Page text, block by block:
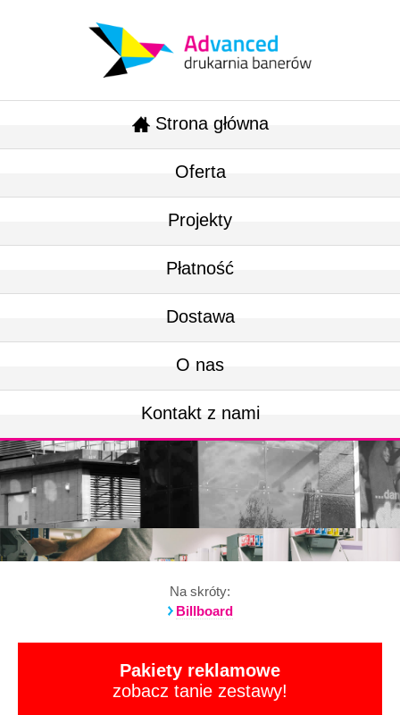
Strona główna
Oferta
Projekty
Płatność
Dostawa
O nas
Kontakt z nami
Na skróty:
Billboard
Pakiety reklamowe
zobacz tanie zestawy!